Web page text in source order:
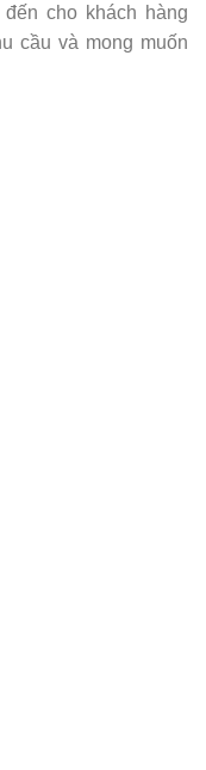
cho khách hàng
cầu và mong muốn